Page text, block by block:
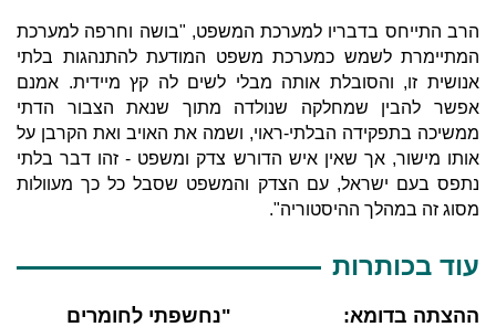
הרב התייחס בדבריו למערכת המשפט, "בושה וחרפה למערכת
המתיימרת לשמש כמערכת משפט המודעת להתנהגות בלתי
אנושית זו, והסובלת אותה מבלי לשים לה קץ מיידית. אמנם
אפשר להבין שמחלקה שנולדה מתוך שנאת הצבור הדתי
ממשיכה בתפקידה הבלתי-ראוי, ושמה את האויב ואת הקרבן על
אותו מישור, אך שאין איש הדורש צדק ומשפט - זהו דבר בלתי
נתפס בעם ישראל, עם הצדק והמשפט שסבל כל כך מעוולות
מסוג זה במהלך ההיסטוריה".
עוד בכותרות
ההצתה בדומא:
"נחשפתי לחומרים